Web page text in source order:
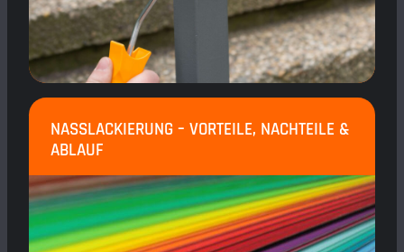
NASSLACKIERUNG – VORTEILE, NACHTEILE &
ABLAUF